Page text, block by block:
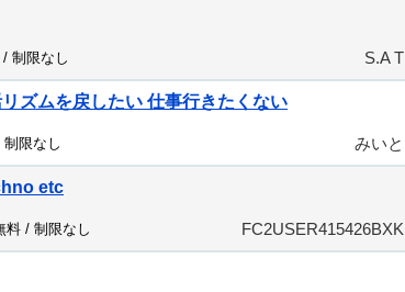
/ 制限なし S.A T
ズムを戻したい 仕事行きたくない
制限なし みいと
etc
料 / 制限なし FC2USER415426BXK